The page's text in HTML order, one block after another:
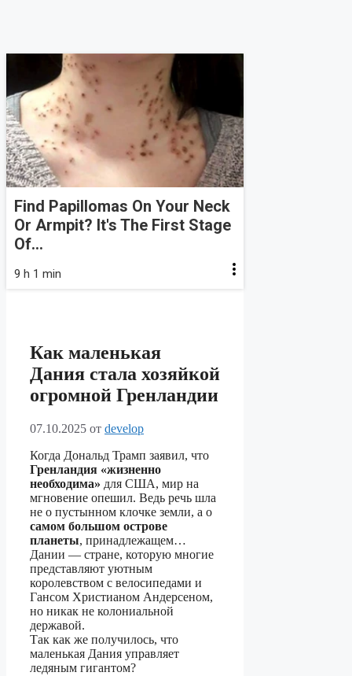
Find Papillomas On Your Neck
Or Armpit? It's The First Stage
Of...
9 h 1 min
Как маленькая
Дания стала хозяйкой
огромной Гренландии
07.10.2025 от develop
Когда Дональд Трамп заявил, что
Гренландия «жизненно
необходима» для США, мир на
мгновение опешил. Ведь речь шла
не о пустынном клочке земли, а о
самом большом острове
планеты, принадлежащем…
Дании — стране, которую многие
представляют уютным
королевством с велосипедами и
Гансом Христианом Андерсеном,
но никак не колониальной
державой.
Так как же получилось, что
маленькая Дания управляет
ледяным гигантом?